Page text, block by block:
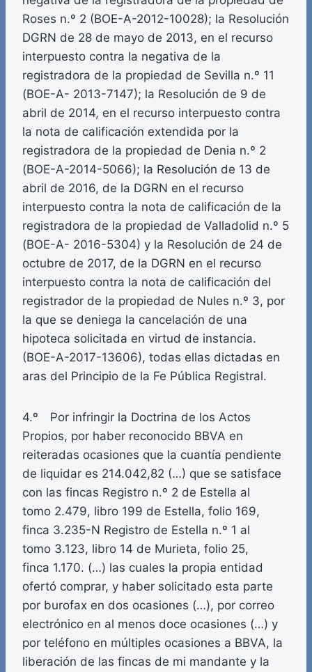
Roses n.º 2 (BOE-A-2012-10028); la Resolución
DGRN de 28 de mayo de 2013, en el recurso
interpuesto contra la negativa de la
registradora de la propiedad de Sevilla n.º 11
(BOE-A- 2013-7147); la Resolución de 9 de
abril de 2014, en el recurso interpuesto contra
la nota de calificación extendida por la
registradora de la propiedad de Denia n.º 2
(BOE-A-2014-5066); la Resolución de 13 de
abril de 2016, de la DGRN en el recurso
interpuesto contra la nota de calificación de la
registradora de la propiedad de Valladolid n.º 5
(BOE-A- 2016-5304) y la Resolución de 24 de
octubre de 2017, de la DGRN en el recurso
interpuesto contra la nota de calificación del
registrador de la propiedad de Nules n.º 3, por
la que se deniega la cancelación de una
hipoteca solicitada en virtud de instancia.
(BOE-A-2017-13606), todas ellas dictadas en
aras del Principio de la Fe Pública Registral.
4.º Por infringir la Doctrina de los Actos
Propios, por haber reconocido BBVA en
reiteradas ocasiones que la cuantía pendiente
de liquidar es 214.042,82 (…) que se satisface
con las fincas Registro n.º 2 de Estella al
tomo 2.479, libro 199 de Estella, folio 169,
finca 3.235-N Registro de Estella n.º 1 al
tomo 3.123, libro 14 de Murieta, folio 25,
finca 1.170. (…) las cuales la propia entidad
ofertó comprar, y haber solicitado esta parte
por burofax en dos ocasiones (…), por correo
electrónico en al menos doce ocasiones (…) y
por teléfono en múltiples ocasiones a BBVA, la
liberación de las fincas de mi mandante y la